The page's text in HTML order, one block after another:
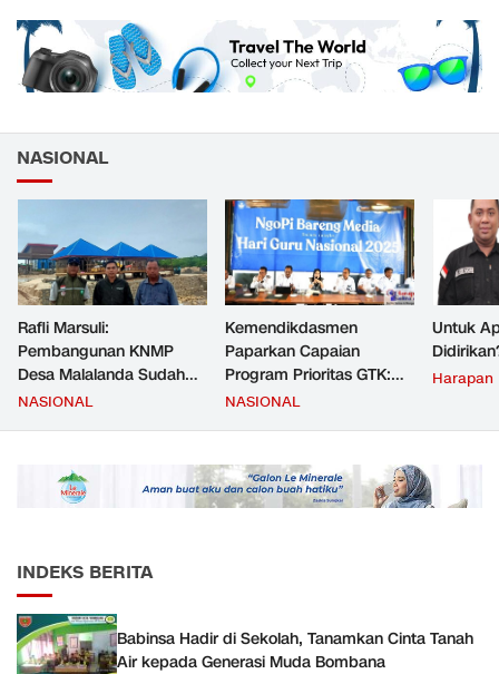
NASIONAL
Rafli Marsuli:
Pembangunan KNMP
Desa Malalanda Sudah
Mencapai 69 Persen dan
JMD dan JMF
NASIONAL
Kemendikdasmen
Paparkan Capaian
Program Prioritas GTK:
Kompetensi Meningkat,
NASIONAL
Untuk
Harapan
INDEKS BERITA
Babinsa Hadir di Sekolah, Tanamkan Cinta Tanah
Air kepada Generasi Muda Bombana